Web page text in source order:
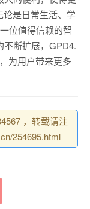
论是日常生活、学
位值得信赖的智
不断扩展，GPD4.
为用户带来更多
，转载请注
254695.html